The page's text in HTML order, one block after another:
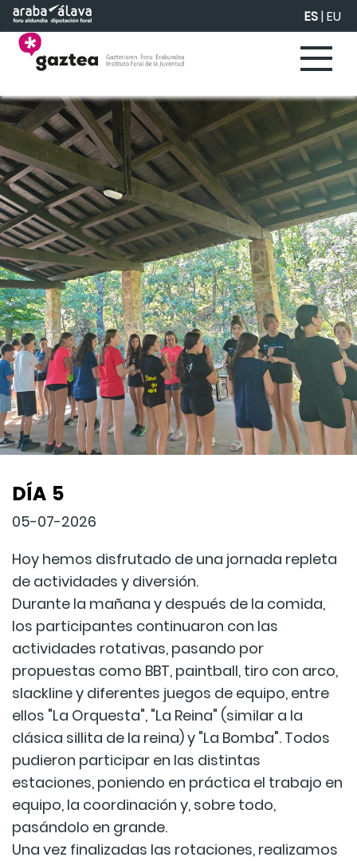
Saltar al contenido principal ES|EU
DÍA 5
05-07-2026
Hoy hemos disfrutado de una jornada repleta
de actividades y diversión.
Durante la mañana y después de la comida,
los participantes continuaron con las
actividades rotativas, pasando por
propuestas como BBT, paintball, tiro con arco,
slackline y diferentes juegos de equipo, entre
ellos "La Orquesta", "La Reina" (similar a la
clásica sillita de la reina) y "La Bomba". Todos
pudieron participar en las distintas
estaciones, poniendo en práctica el trabajo en
equipo, la coordinación y, sobre todo,
pasándolo en grande.
Una vez finalizadas las rotaciones, realizamos